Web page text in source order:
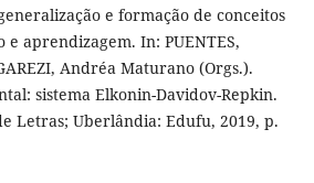
e formação de conceitos
e aprendizagem. In: PUENTES,
Andréa Maturano (Orgs.).
sistema Elkonin-Davidov-Repkin.
Letras; Uberlândia: Edufu, 2019, p.